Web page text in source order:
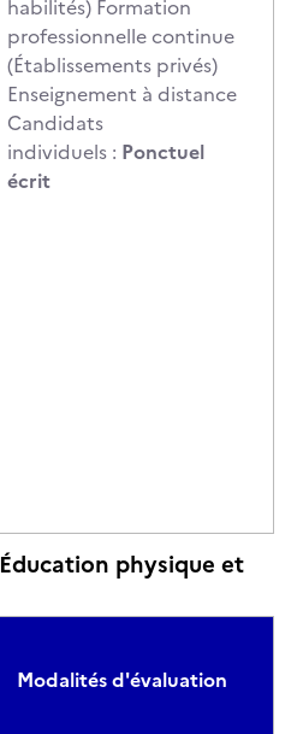
habilités) Formation
professionnelle continue
(Établissements privés)
Enseignement à distance
Candidats
individuels : Ponctuel
écrit
physique et
Modalités d'évaluation